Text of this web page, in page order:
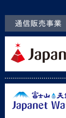
通信販売事業